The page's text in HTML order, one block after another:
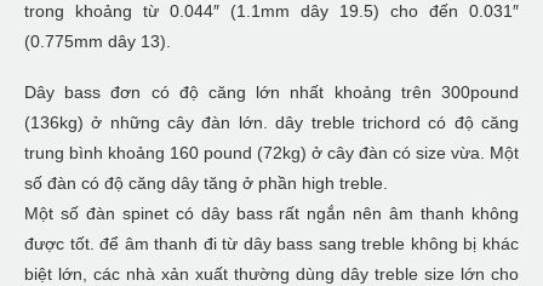
trong khoảng từ 0.044″ (1.1mm dây 19.5) cho đến 0.031″
(0.775mm dây 13).
Dây bass đơn có độ căng lớn nhất khoảng trên 300pound
(136kg) ở những cây đàn lớn. dây treble trichord có độ căng
trung bình khoảng 160 pound (72kg) ở cây đàn có size vừa. Một
số đàn có độ căng dây tăng ở phần high treble.
Một số đàn spinet có dây bass rất ngắn nên âm thanh không
được tốt. để âm thanh đi từ dây bass sang treble không bị khác
biệt lớn, các nhà xản xuất thường dùng dây treble size lớn cho